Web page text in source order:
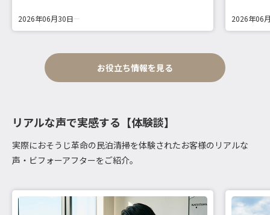
2026年06月30日 2026年06
お役立ち情報を見る
リアルな声で実感する【体験談】
実際におそうじ革命の民泊清掃を体験されたお客様のリアルな
声・ビフォーアフターをご紹介。